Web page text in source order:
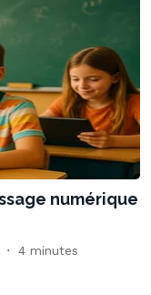
numérique
4 minutes